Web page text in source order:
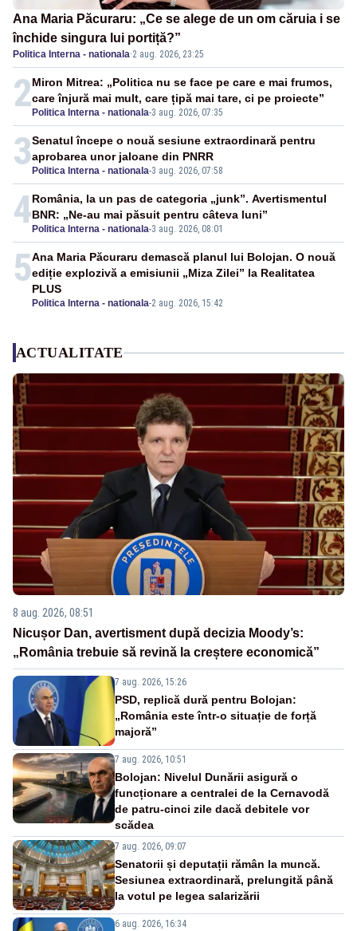
Ana Maria Păcuraru: „Ce se alege de un om căruia i se
închide singura lui portiță?”
Politica Interna - nationala·2 aug. 2026, 23:25
2 Politica Interna - nationala-3 aug. 2026, 07:35
Miron Mitrea: „Politica nu se face pe care e mai frumos,
care înjură mai mult, care țipă mai tare, ci pe proiecte”
3 Politica Interna - nationala-3 aug. 2026, 07:58
Senatul începe o nouă sesiune extraordinară pentru
aprobarea unor jaloane din PNRR
4 Politica Interna - nationala-3 aug. 2026, 08:01
România, la un pas de categoria „junk”. Avertismentul
BNR: „Ne-au mai păsuit pentru câteva luni”
5
Politica Interna - nationala-2 aug. 2026, 15:42
Ana Maria Păcuraru demască planul lui Bolojan. O nouă
ediție explozivă a emisiunii „Miza Zilei” la Realitatea
PLUS
ACTUALITATE
8 aug. 2026, 08:51
Nicușor Dan, avertisment după decizia Moody’s:
„România trebuie să revină la creștere economică”
7 aug. 2026, 15:26
PSD, replică dură pentru Bolojan:
„România este într-o situație de forță
majoră”
7 aug. 2026, 10:51
Bolojan: Nivelul Dunării asigură o
funcționare a centralei de la Cernavodă
de patru-cinci zile dacă debitele vor
scădea
7 aug. 2026, 09:07
Senatorii și deputații rămân la muncă.
Sesiunea extraordinară, prelungită până
la votul pe legea salarizării
6 aug. 2026, 16:34